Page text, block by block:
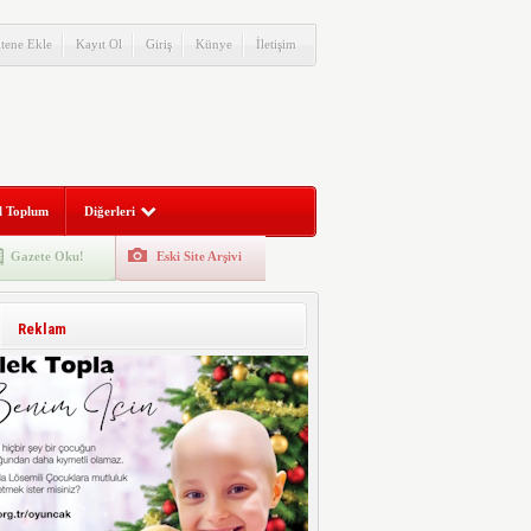
Ekle Kayıt Ol Giriş Künye İletişim
Toplum Diğerleri
Gazete Oku! Eski Site Arşivi
Reklam